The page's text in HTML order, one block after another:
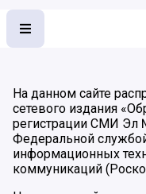
На данном сайте
сетевого издания
регистрации СМИ
Федеральной
информационных
коммуникаций